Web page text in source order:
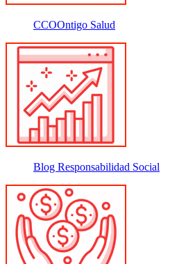
CCOOntigo Salud
Blog Responsabilidad Social